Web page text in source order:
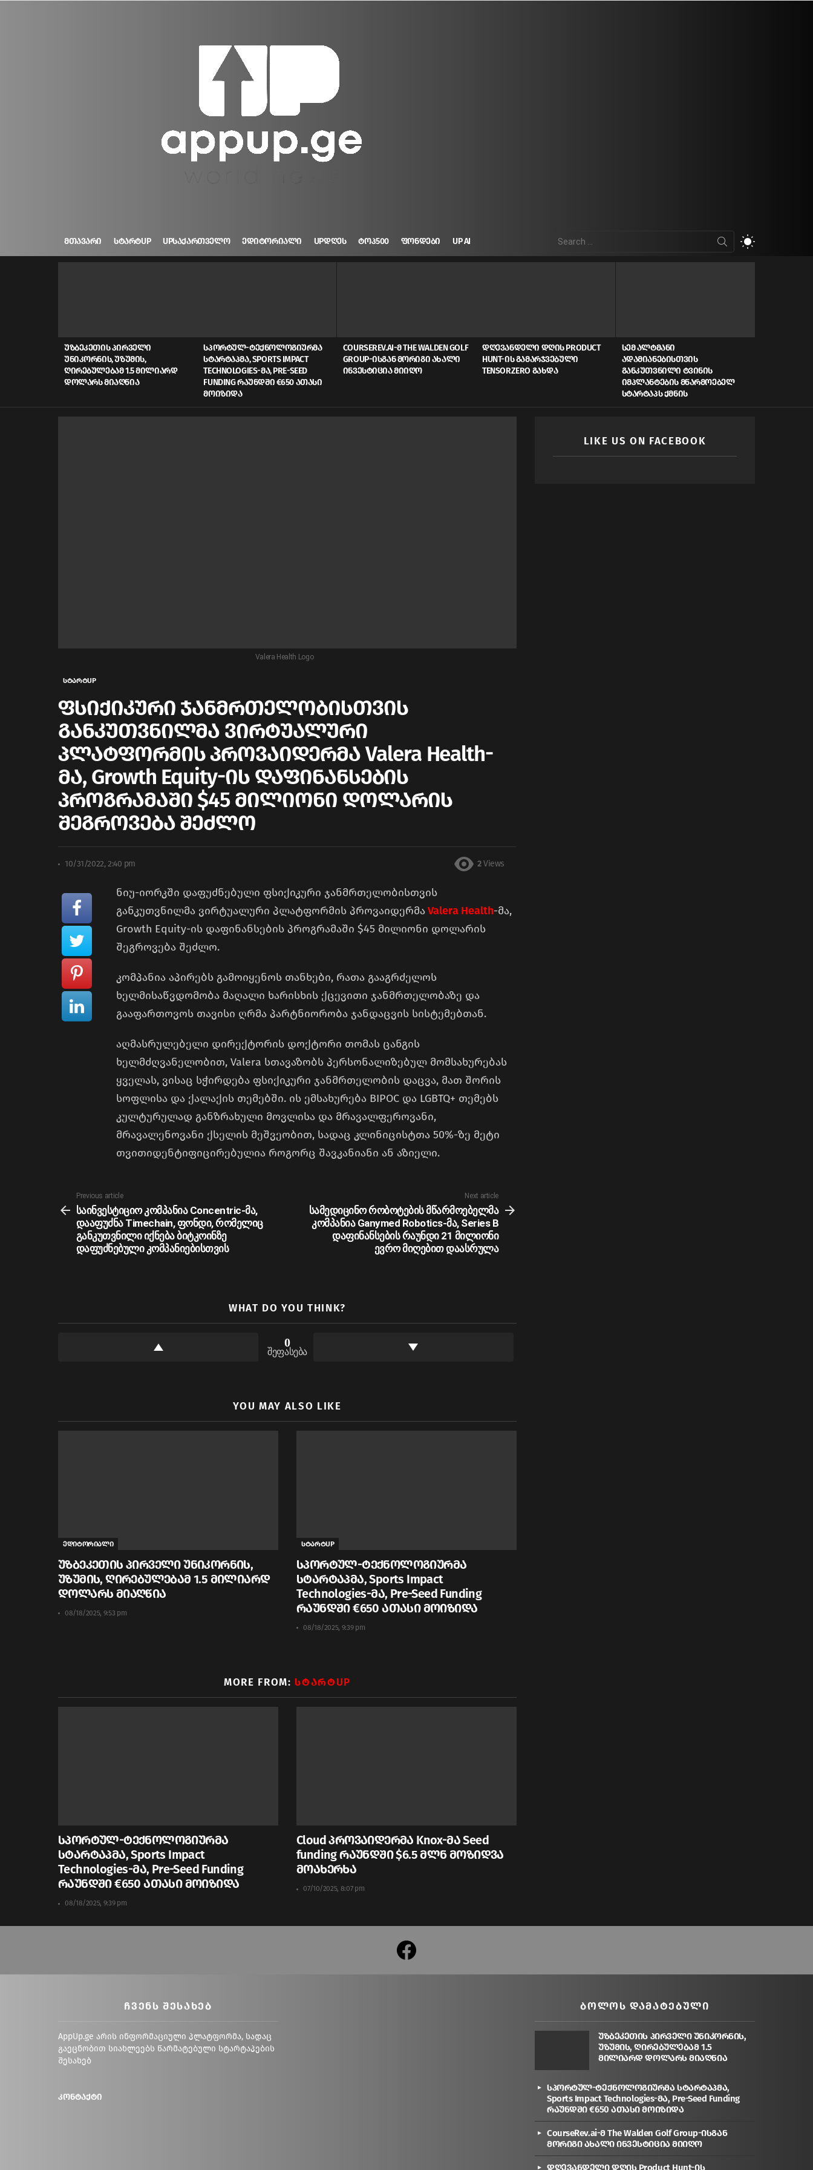
ᲛᲗᲐᲕᲐᲠᲘ ᲡᲢᲐᲠᲢUP UPᲡᲐᲥᲐᲠᲗᲕᲔᲚᲝ ᲔᲓᲘᲢᲝᲠᲘᲐᲚᲘ UPᲓᲦᲔᲡ ᲢᲝᲞ500 ᲤᲝᲜᲓᲔᲑᲘ UP AI
for:
ᲣᲖᲑᲔᲙᲔᲗᲘᲡ ᲞᲘᲠᲕᲔᲚᲘ
ᲣᲜᲘᲙᲝᲠᲜᲘᲡ, ᲣᲖᲣᲛᲘᲡ,
ᲦᲘᲠᲔᲑᲣᲚᲔᲑᲐᲛ 1.5 ᲛᲘᲚᲘᲐᲠᲓ
ᲓᲝᲚᲐᲠᲡ ᲛᲘᲐᲦᲬᲘᲐ
ᲡᲞᲝᲠᲢᲣᲚ-ᲢᲔᲥᲜᲝᲚᲝᲒᲘᲣᲠᲛᲐ
ᲡᲢᲐᲠᲢᲐᲞᲛᲐ, SPORTS IMPACT
TECHNOLOGIES-ᲛᲐ, PRE-SEED
FUNDING ᲠᲐᲣᲜᲓᲨᲘ €650 ᲐᲗᲐᲡᲘ
ᲛᲝᲘᲖᲘᲓᲐ
COURSEREV.AI-Მ THE WALDEN GOLF
GROUP-ᲘᲡᲒᲐᲜ ᲛᲝᲠᲘᲒᲘ ᲐᲮᲐᲚᲘ
ᲘᲜᲕᲔᲡᲢᲘᲪᲘᲐ ᲛᲘᲘᲦᲝ
ᲓᲦᲔᲕᲐᲜᲓᲔᲚᲘ ᲓᲦᲘᲡ PRODUCT
HUNT-ᲘᲡ ᲒᲐᲛᲐᲠᲯᲕᲔᲑᲣᲚᲘ
TENSORZERO ᲒᲐᲮᲓᲐ
ᲡᲔᲛ ᲐᲚᲢᲛᲐᲜᲘ
ᲐᲓᲐᲛᲘᲐᲜᲔᲑᲘᲡᲗᲕᲘᲡ
ᲒᲐᲜᲙᲣᲗᲕᲜᲘᲚᲘ ᲢᲕᲘᲜᲘᲡ
ᲘᲛᲞᲚᲐᲜᲢᲔᲑᲘᲡ ᲛᲬᲐᲠᲛᲝᲔᲑᲔᲚ
ᲡᲢᲐᲠᲢᲐᲞᲡ ᲥᲛᲜᲘᲡ
Valera Health Logo
სტარტUP
ფსიქიკური ჯანმრთელობისთვის
განკუთვნილმა ვირტუალური
პლატფორმის პროვაიდერმა Valera Health-
მა, Growth Equity-ის დაფინანსების
პროგრამაში $45 მილიონი დოლარის
შეგროვება შეძლო
10/31/2022, 2:40 pm 2 Views
ნიუ-იორკში დაფუძნებული ფსიქიკური ჯანმრთელობისთვის
განკუთვნილმა ვირტუალური პლატფორმის პროვაიდერმაValera Health-მა,
Growth Equity-ის დაფინანსების პროგრამაში $45 მილიონი დოლარის
შეგროვება შეძლო.
კომპანია აპირებს გამოიყენოს თანხები, რათა გააგრძელოს
ხელმისაწვდომობა მაღალი ხარისხის ქცევითი ჯანმრთელობაზე და
გააფართოვოს თავისი ღრმა პარტნიორობა ჯანდაცვის სისტემებთან.
აღმასრულებელი დირექტორის დოქტორი თომას ცანგის
ხელმძღვანელობით, Valera სთავაზობს პერსონალიზებულ მომსახურებას
ყველას, ვისაც სჭირდება ფსიქიკური ჯანმრთელობის დაცვა, მათ შორის
სოფლისა და ქალაქის თემებში. ის ემსახურება BIPOC და LGBTQ+ თემებს
კულტურულად განზრახული მოვლისა და მრავალფეროვანი,
მრავალენოვანი ქსელის მეშვეობით, სადაც კლინიცისტთა 50%-ზე მეტი
თვითიდენტიფიცირებულია როგორც შავკანიანი ან აზიელი.
more
Previous article
საინვესტიციო კომპანია Concentric-მა,
დააფუძნა Timechain, ფონდი, რომელიც
განკუთვნილი იქნება ბიტკოინზე
დაფუძნებული კომპანიებისთვის
Next article
სამედიცინო რობოტების მწარმოებელმა
კომპანია Ganymed Robotics-მა, Series B
დაფინანსების რაუნდი 21 მილიონი
ევრო მიღებით დაასრულა
WHAT DO YOU THINK?
0
შეფასება
YOU MAY ALSO LIKE
ედიტორიალი
უზბეკეთის პირველი უნიკორნის,
უზუმის, ღირებულებამ 1.5 მილიარდ
დოლარს მიაღწია
08/18/2025, 9:53 pm
სტარტUP
სპორტულ-ტექნოლოგიურმა
სტარტაპმა, Sports Impact
Technologies-მა, Pre-Seed Funding
რაუნდში €650 ათასი მოიზიდა
08/18/2025, 9:39 pm
MORE FROM: ᲡᲢᲐᲠᲢUP
სპორტულ-ტექნოლოგიურმა
სტარტაპმა, Sports Impact
Technologies-მა, Pre-Seed Funding
რაუნდში €650 ათასი მოიზიდა
08/18/2025, 9:39 pm
Cloud პროვაიდერმა Knox-მა Seed
funding რაუნდში $6.5 მლნ მოზიდვა
მოახერხა
07/10/2025, 8:07 pm
LIKE US ON FACEBOOK
facebook
ᲩᲕᲔᲜᲡ ᲨᲔᲡᲐᲮᲔᲑ
AppUp.ge არის ინფორმაციული პლატფორმა, სადაც
გაეცნობით სიახლეებს წარმატებული სტარტაპების
შესახებ
კონტაქტი
ᲑᲝᲚᲝᲡ ᲓᲐᲛᲐᲢᲔᲑᲣᲚᲘ
უზბეკეთის პირველი უნიკორნის,
უზუმის, ღირებულებამ 1.5
მილიარდ დოლარს მიაღწია
სპორტულ-ტექნოლოგიურმა სტარტაპმა,
Sports Impact Technologies-მა, Pre-Seed Funding
რაუნდში €650 ათასი მოიზიდა
CourseRev.ai-მ The Walden Golf Group-ისგან
მორიგი ახალი ინვესტიცია მიიღო
დღევანდელი დღის Product Hunt-ის